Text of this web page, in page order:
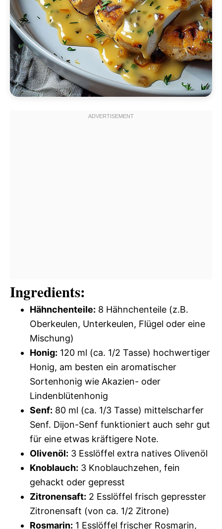
Ingredients:
Hähnchenteile: 8 Hähnchenteile (z.B.
Oberkeulen, Unterkeulen, Flügel oder eine
Mischung)
Honig: 120 ml (ca. 1/2 Tasse) hochwertiger
Honig, am besten ein aromatischer
Sortenhonig wie Akazien- oder
Lindenblütenhonig
Senf: 80 ml (ca. 1/3 Tasse) mittelscharfer
Senf. Dijon-Senf funktioniert auch sehr gut
für eine etwas kräftigere Note.
Olivenöl: 3 Esslöffel extra natives Olivenöl
Knoblauch: 3 Knoblauchzehen, fein
gehackt oder gepresst
Zitronensaft: 2 Esslöffel frisch gepresster
Zitronensaft (von ca. 1/2 Zitrone)
Rosmarin: 1 Esslöffel frischer Rosmarin,